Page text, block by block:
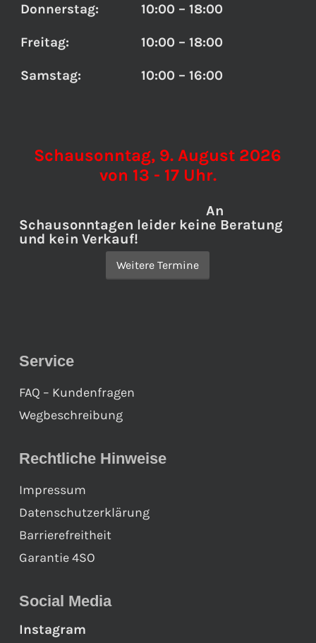
Donnerstag: 10:00 – 18:00
Freitag: 10:00 – 18:00
Samstag: 10:00 – 16:00
Schausonntag, 9. August 2026
von 13 - 17 Uhr.
An
Schausonntagen leider keine Beratung
und kein Verkauf!
Weitere Termine
Service
FAQ – Kundenfragen
Wegbeschreibung
Rechtliche Hinweise
Impressum
Datenschutzerklärung
Barrierefreitheit
Garantie 4SO
Social Media
Instagram